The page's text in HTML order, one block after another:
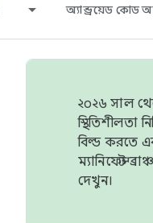
অ্যান্ড্রয়েড কোড
২০২৬ সাল
স্থিতিশীলতা
বিল্ড করতে
ম্যানিফেস্ট
দেখুন।